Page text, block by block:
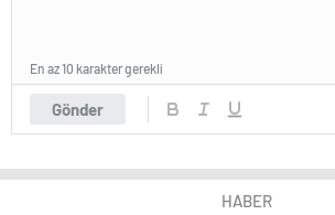
Gönder
En az 10 karakter gerekli
HABER